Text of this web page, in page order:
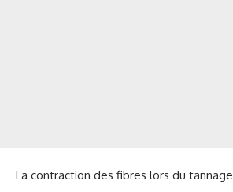
La contraction des fibres lors du tannage